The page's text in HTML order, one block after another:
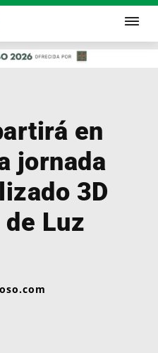
en
jornada
3D
Luz